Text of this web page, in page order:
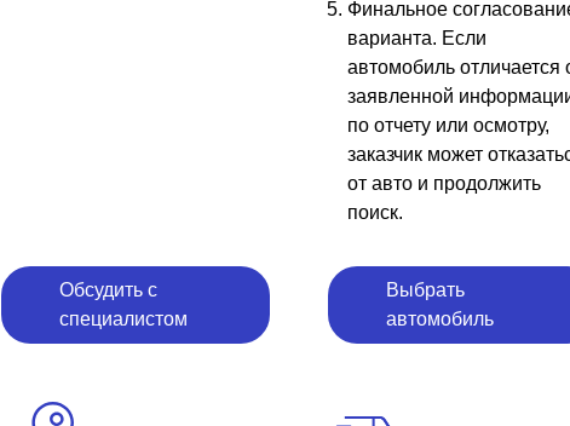
Обсудить с
специалистом
Финальное
варианта. Если
автомобиль отличается
заявленной
по отчету или осмотру,
заказчик может
от авто и продолжить
поиск.
Выбрать
автомобиль